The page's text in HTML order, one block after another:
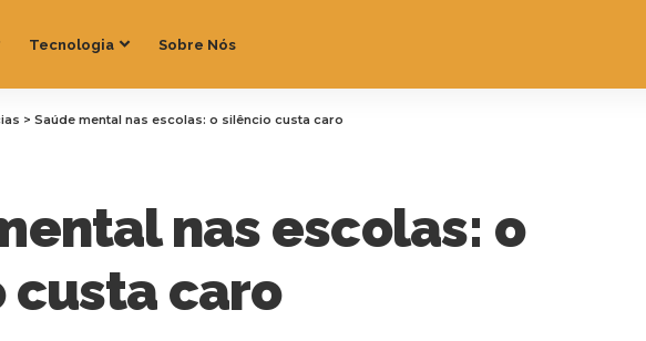
Tecnologia Sobre Nós
> Saúde mental nas escolas: o silêncio custa caro
nas escolas: o
caro